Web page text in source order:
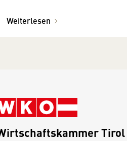
Weiterlesen
Tirol